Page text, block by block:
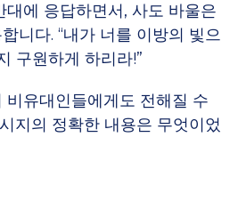
에 응답하면서, 사도 바울은
니다. “내가 너를 이방의 빛으
구원하게 하리라!”
비유대인들에게도 전해질 수
지의 정확한 내용은 무엇이었